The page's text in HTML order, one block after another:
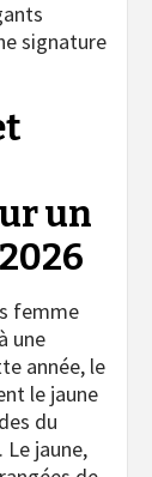
signature
un
femme
une
année, le
le jaune
du
jaune,